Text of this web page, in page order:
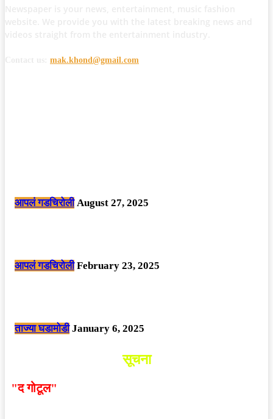
mak.khond@gmail.com
आपलं गडचिरोली August 27, 2025
आपलं गडचिरोली February 23, 2025
ताज्या घडामोडी January 6, 2025
सूचना
"द गोटूल"